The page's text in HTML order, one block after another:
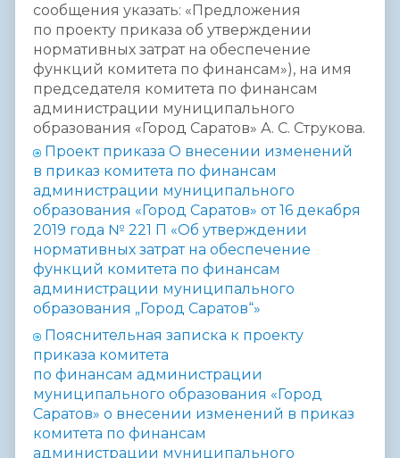
сообщения указать: «Предложения
по проекту приказа об утверждении
нормативных затрат на обеспечение
функций комитета по финансам»), на имя
председателя комитета по финансам
администрации муниципального
образования «Город Саратов» А. С. Струкова.
Проект приказа О внесении изменений
в приказ комитета по финансам
администрации муниципального
образования «Город Саратов» от 16 декабря
2019 года № 221 П «Об утверждении
нормативных затрат на обеспечение
функций комитета по финансам
администрации муниципального
образования „Город Саратов“»
Пояснительная записка к проекту
приказа комитета
по финансам администрации
муниципального образования «Город
Саратов» о внесении изменений в приказ
комитета по финансам
администрации муниципального